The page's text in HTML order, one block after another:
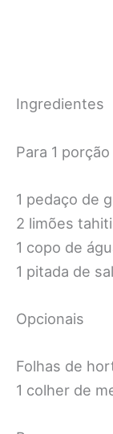
Ingredientes
Para 1 porção
1 pedaço de
2 limões tahiti
1 copo de
1 pitada de
Opcionais
Folhas de
1 colher de